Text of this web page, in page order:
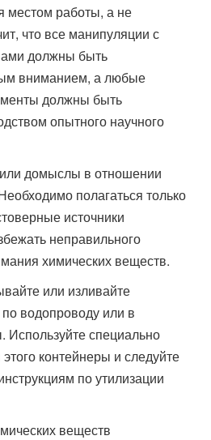
местом работы, а не
что все манипуляции с
должны быть
вниманием, а любые
должны быть
опытного научного
домыслы в отношении
полагаться только
источники
неправильного
химических веществ.
или изливайте
водопроводу или в
Используйте специально
контейнеры и следуйте
по утилизации
веществ